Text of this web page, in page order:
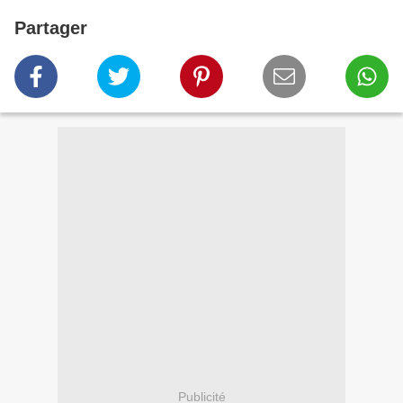
Partager
Publicité